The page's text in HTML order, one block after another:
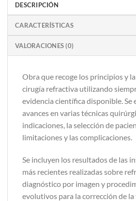
DESCRIPCIÓN
CARACTERÍSTICAS
VALORACIONES (0)
Obra que recoge los principios y
cirugía refractiva utilizando
evidencia científica disponible. Se
avances en varias técnicas
indicaciones, la selección de
limitaciones y las complicaciones.
Se incluyen los resultados de las
más recientes realizadas sobre
diagnóstico por imagen y
evolutivos para la corrección de la